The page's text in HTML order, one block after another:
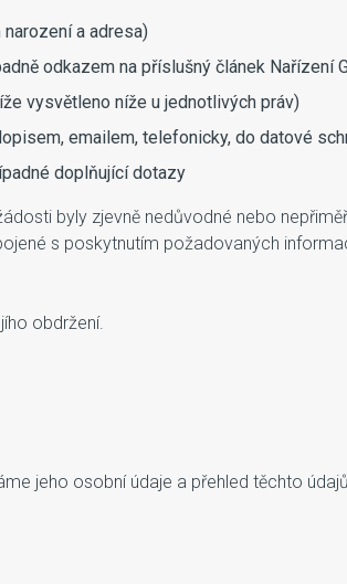
a adresa)
odkazem na příslušný článek Nařízení
vysvětleno níže u jednotlivých práv)
emailem, telefonicky, do datové
doplňující dotazy
byly zjevně nedůvodné nebo
s poskytnutím požadovaných
obdržení.
jeho osobní údaje a přehled těchto